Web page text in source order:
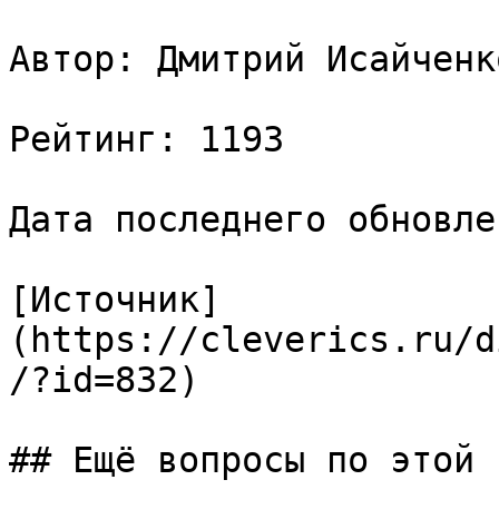
Автор: Дмитрий
Рейтинг: 1193
Дата последнего
[Источник]
(https://cleverics.ru/
/?id=832)
## Ещё вопросы по этой